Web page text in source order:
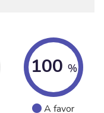
100 %
A favor